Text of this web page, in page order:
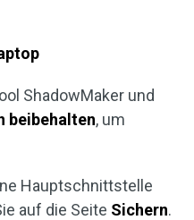
ShadowMaker und
beibehalten, um
Hauptschnittstelle
auf die Seite Sichern.